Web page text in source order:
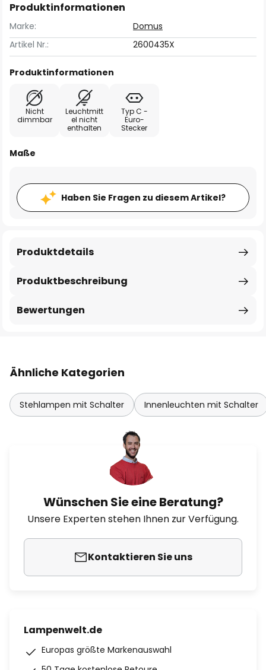
Produktinformationen
Marke:
Domus
Artikel Nr.:
2600435X
Produktinformationen
Nicht
dimmbar
Leuchtmitt
el nicht
enthalten
Typ C -
Euro-
Stecker
Maße
Haben Sie Fragen zu diesem Artikel?
Produktbeschreibung
Produktdetails
Bewertungen
Ähnliche Kategorien
Stehlampen mit Schalter Innenleuchten mit Schalter
Wünschen Sie eine Beratung?
Unsere Experten stehen Ihnen zur Verfügung.
Kontaktieren Sie uns
Lampenwelt.de
Europas größte Markenauswahl